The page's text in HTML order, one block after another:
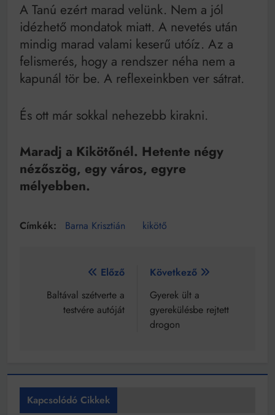
A Tanú ezért marad velünk. Nem a jól
idézhető mondatok miatt. A nevetés után
mindig marad valami keserű utóíz. Az a
felismerés, hogy a rendszer néha nem a
kapunál tör be. A reflexeinkben ver sátrat.
És ott már sokkal nehezebb kirakni.
Maradj a Kikötőnél. Hetente négy
nézőszög, egy város, egyre
mélyebben.
Barna Krisztián kikötő
Bejegyzés
navigáció
Előző
Baltával szétverte a
testvére autóját
Következő
Gyerek ült a
gyerekülésbe rejtett
drogon
Kapcsolódó Cikkek